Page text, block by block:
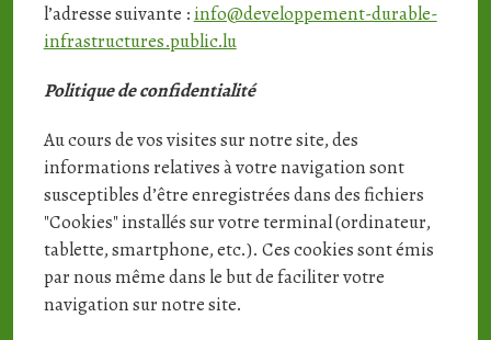
l’adresse suivante :info@developpement-durable-
infrastructures.public.lu
Politique de confidentialité
Au cours de vos visites sur notre site, des
informations relatives à votre navigation sont
susceptibles d’être enregistrées dans des fichiers
"Cookies" installés sur votre terminal (ordinateur,
tablette, smartphone, etc.). Ces cookies sont émis
par nous même dans le but de faciliter votre
navigation sur notre site.